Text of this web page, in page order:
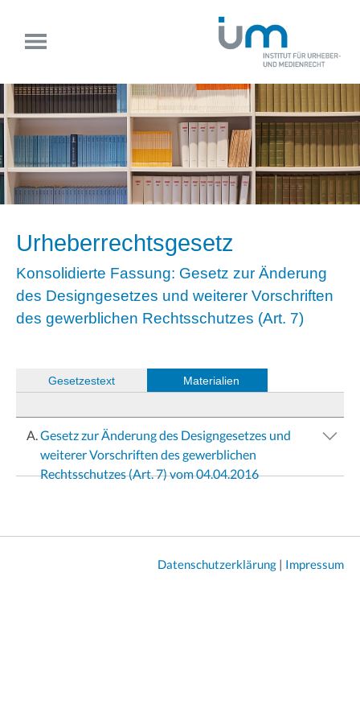
Urheberrechtsgesetz
Konsolidierte Fassung: Gesetz zur Änderung
des Designgesetzes und weiterer Vorschriften
des gewerblichen Rechtsschutzes (Art. 7)
Materialien
(Gesetzestext
Gesetz zur Änderung des Designgesetzes und
weiterer Vorschriften des gewerblichen
Rechtsschutzes (Art. 7) vom 04.04.2016
Datenschutzerklärung | Impressum